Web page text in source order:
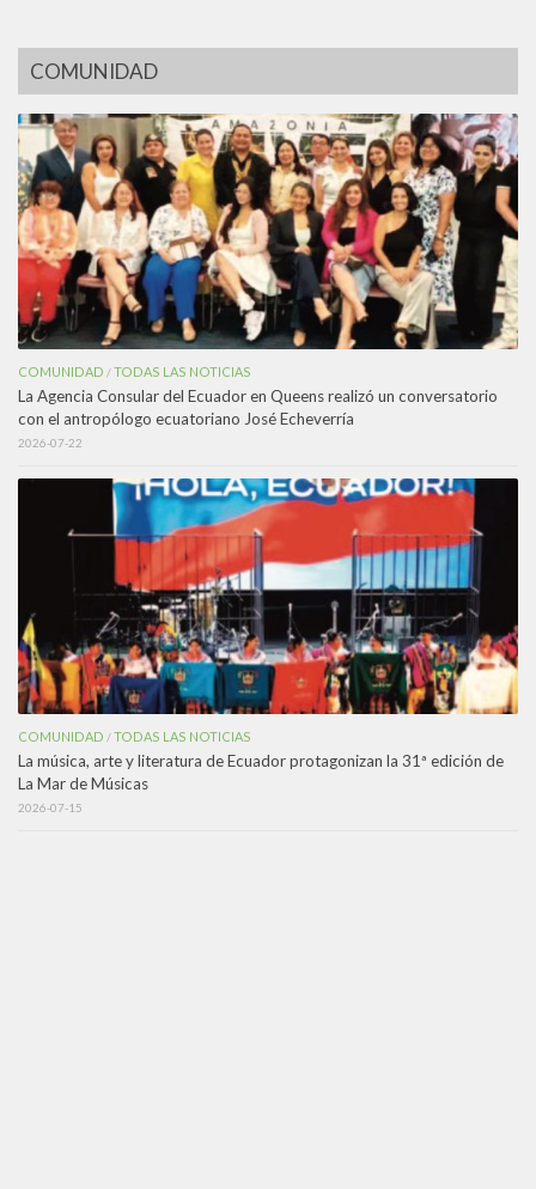
COMUNIDAD
COMUNIDAD /TODAS LAS NOTICIAS
La Agencia Consular del Ecuador en Queens realizó un conversatorio
con el antropólogo ecuatoriano José Echeverría
2026-07-22
COMUNIDAD /TODAS LAS NOTICIAS
La música, arte y literatura de Ecuador protagonizan la 31ª edición de
La Mar de Músicas
2026-07-15